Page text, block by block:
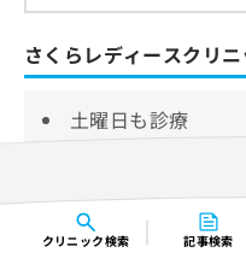
クリニック検索 記事検索
さくらレディースクリ
土曜日も診療
インフォームド･コ
WEB予約が可能